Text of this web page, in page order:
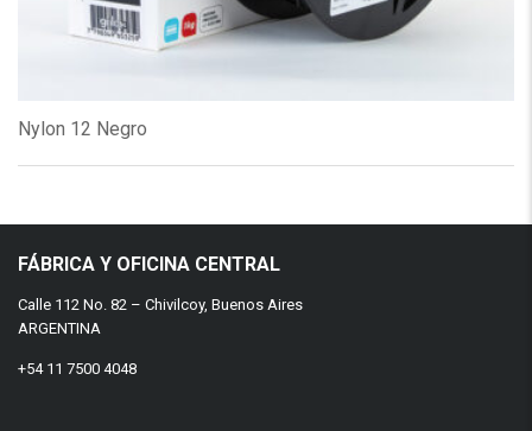
Nylon 12 Negro
FÁBRICA Y OFICINA CENTRAL
Calle 112 No. 82 – Chivilcoy, Buenos Aires
ARGENTINA
+54 11 7500 4048